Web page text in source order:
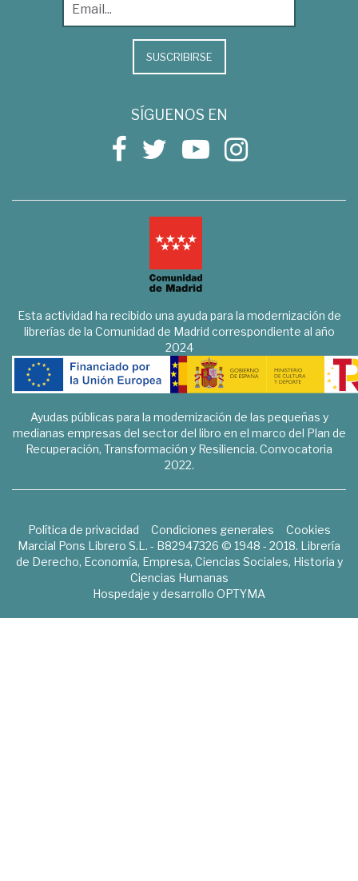
SUSCRIBIRSE
SÍGUENOS EN
Esta actividad ha recibido una ayuda para la modernización de
librerías de la Comunidad de Madrid correspondiente al año
2024
Ayudas públicas para la modernización de las pequeñas y
medianas empresas del sector del libro en el marco del Plan de
Recuperación, Transformación y Resiliencia. Convocatoria
2022.
Política de privacidad Condiciones generales
Cookies
Marcial Pons Librero S.L. - B82947326 © 1948 - 2018. Librería
de Derecho, Economía, Empresa, Ciencias Sociales, Historia y
Ciencias Humanas
Hospedaje y desarrollo OPTYMA